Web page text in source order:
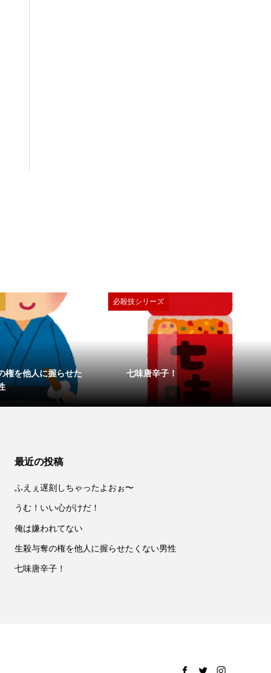
権を他人に握らせた
必殺技シリーズ
七味唐辛子！
最近の投稿
ふえぇ遅刻しちゃったよおぉ〜
うむ！いい心がけだ！
俺は嫌われてない
生殺与奪の権を他人に握らせたくない男性
七味唐辛子！